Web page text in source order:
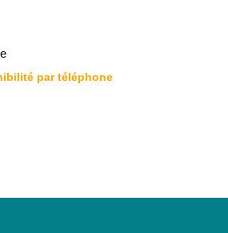
par téléphone